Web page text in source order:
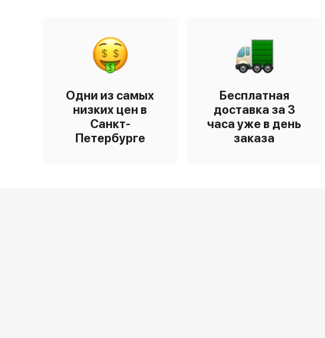
Одни из самых
низких цен в
Санкт-
Петербурге
Бесплатная
доставка за 3
часа уже в день
заказа